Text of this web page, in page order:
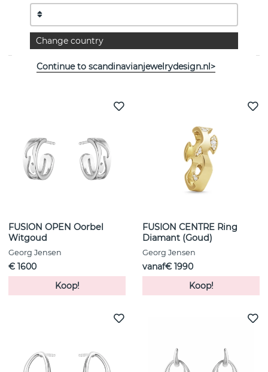
EIGENSCHAPPEN
Collectie: MERCY
Bekijk meer artikelen
FUSION OPEN Oorbel
Witgoud
Georg Jensen
€ 1600
Koop!
FUSION CENTRE Ring
Diamant (Goud)
Georg Jensen
vanaf€ 1990
Koop!
Change country
Continue to scandinavianjewelrydesign.nl>